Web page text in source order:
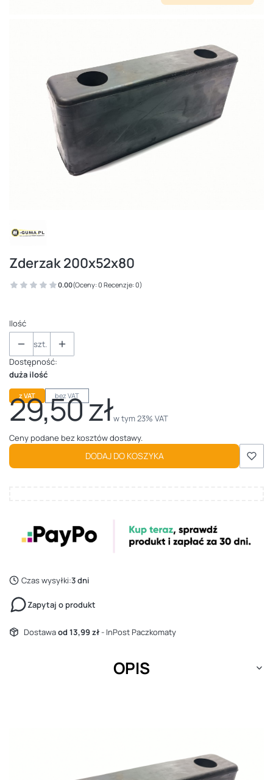
Zderzak 200x52x80
0.00(Oceny: 0 Recenzje: 0)
Ilość
szt.
Dostępność:
duża ilość
z VAT bez VAT
Cena
29,50 złw tym 23% VAT
w tym 23% VAT
Ceny podane bez kosztów dostawy.
DODAJ DO KOSZYKA
Czas wysyłki:3 dni
Zapytaj o produkt
Dostawaod 13,99 zł- InPost Paczkomaty
OPIS